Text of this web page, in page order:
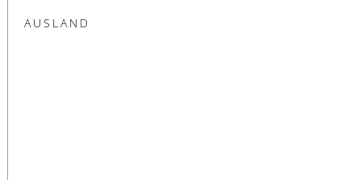
AUSLAND